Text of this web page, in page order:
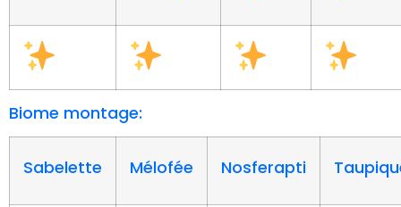
Biome montage:
Sabelette Mélofée Nosferapti